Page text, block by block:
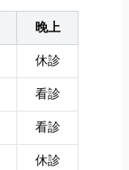
晚上
休診
看診
看診
休診